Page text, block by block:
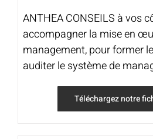
ANTHEA CONSEILS à vos
accompagner la mise en
management, pour former
auditer le système de
Téléchargez notre